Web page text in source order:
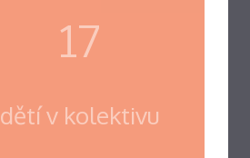
17
dětí v kolektivu